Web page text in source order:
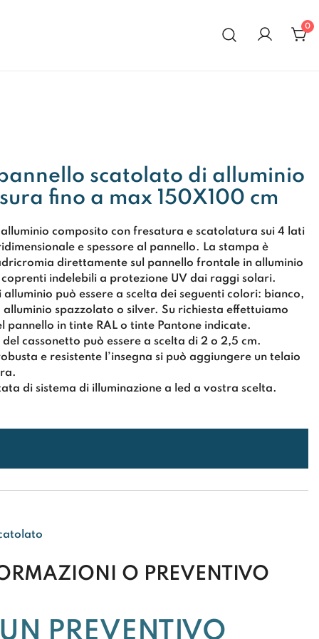
0
scatolato di alluminio
fino a max 150X100 cm
alluminio composito con fresatura e scatolatura sui 4 lati
e spessore al pannello. La stampa è
direttamente sul pannello frontale in alluminio
indelebili a protezione UV dai raggi solari.
può essere a scelta dei seguenti colori: bianco,
spazzolato o silver. Su richiesta effettuiamo
in tinte RAL o tinte Pantone indicate.
cassonetto può essere a scelta di 2 o 2,5 cm.
e resistente l’insegna si può aggiungere un telaio
di sistema di illuminazione a led a vostra scelta.
O PREVENTIVO
PREVENTIVO